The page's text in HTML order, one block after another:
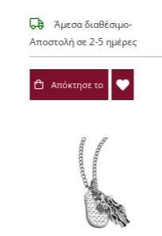
Άμεσα διαθέσιμο-
Αποστολή σε 2-5 ημέρες
Απόκτησε το